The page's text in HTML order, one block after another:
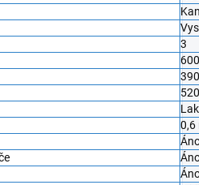
3
0,6